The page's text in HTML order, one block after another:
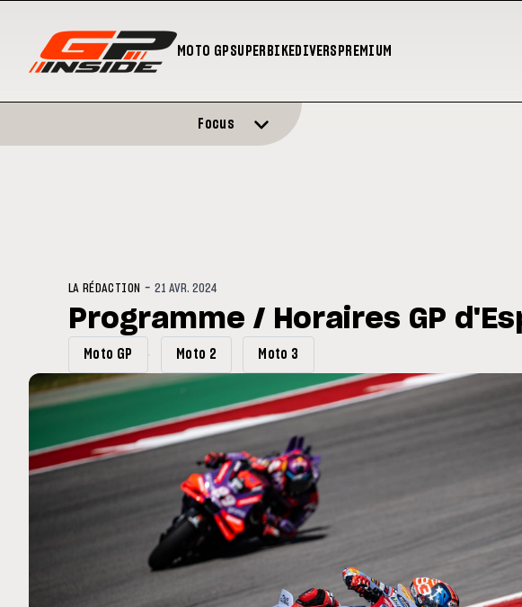
MOTO GPSUPERBIKEDIVERS PREMIUM
club spécial dans
MOTO GP
Silverstone : Horaires et Programme du GP de
Grande-Bretagne
Focus
LA RÉDACTION -21 AVR. 2024
Programme / Horaires GP
Moto GP Moto 2 Moto 3